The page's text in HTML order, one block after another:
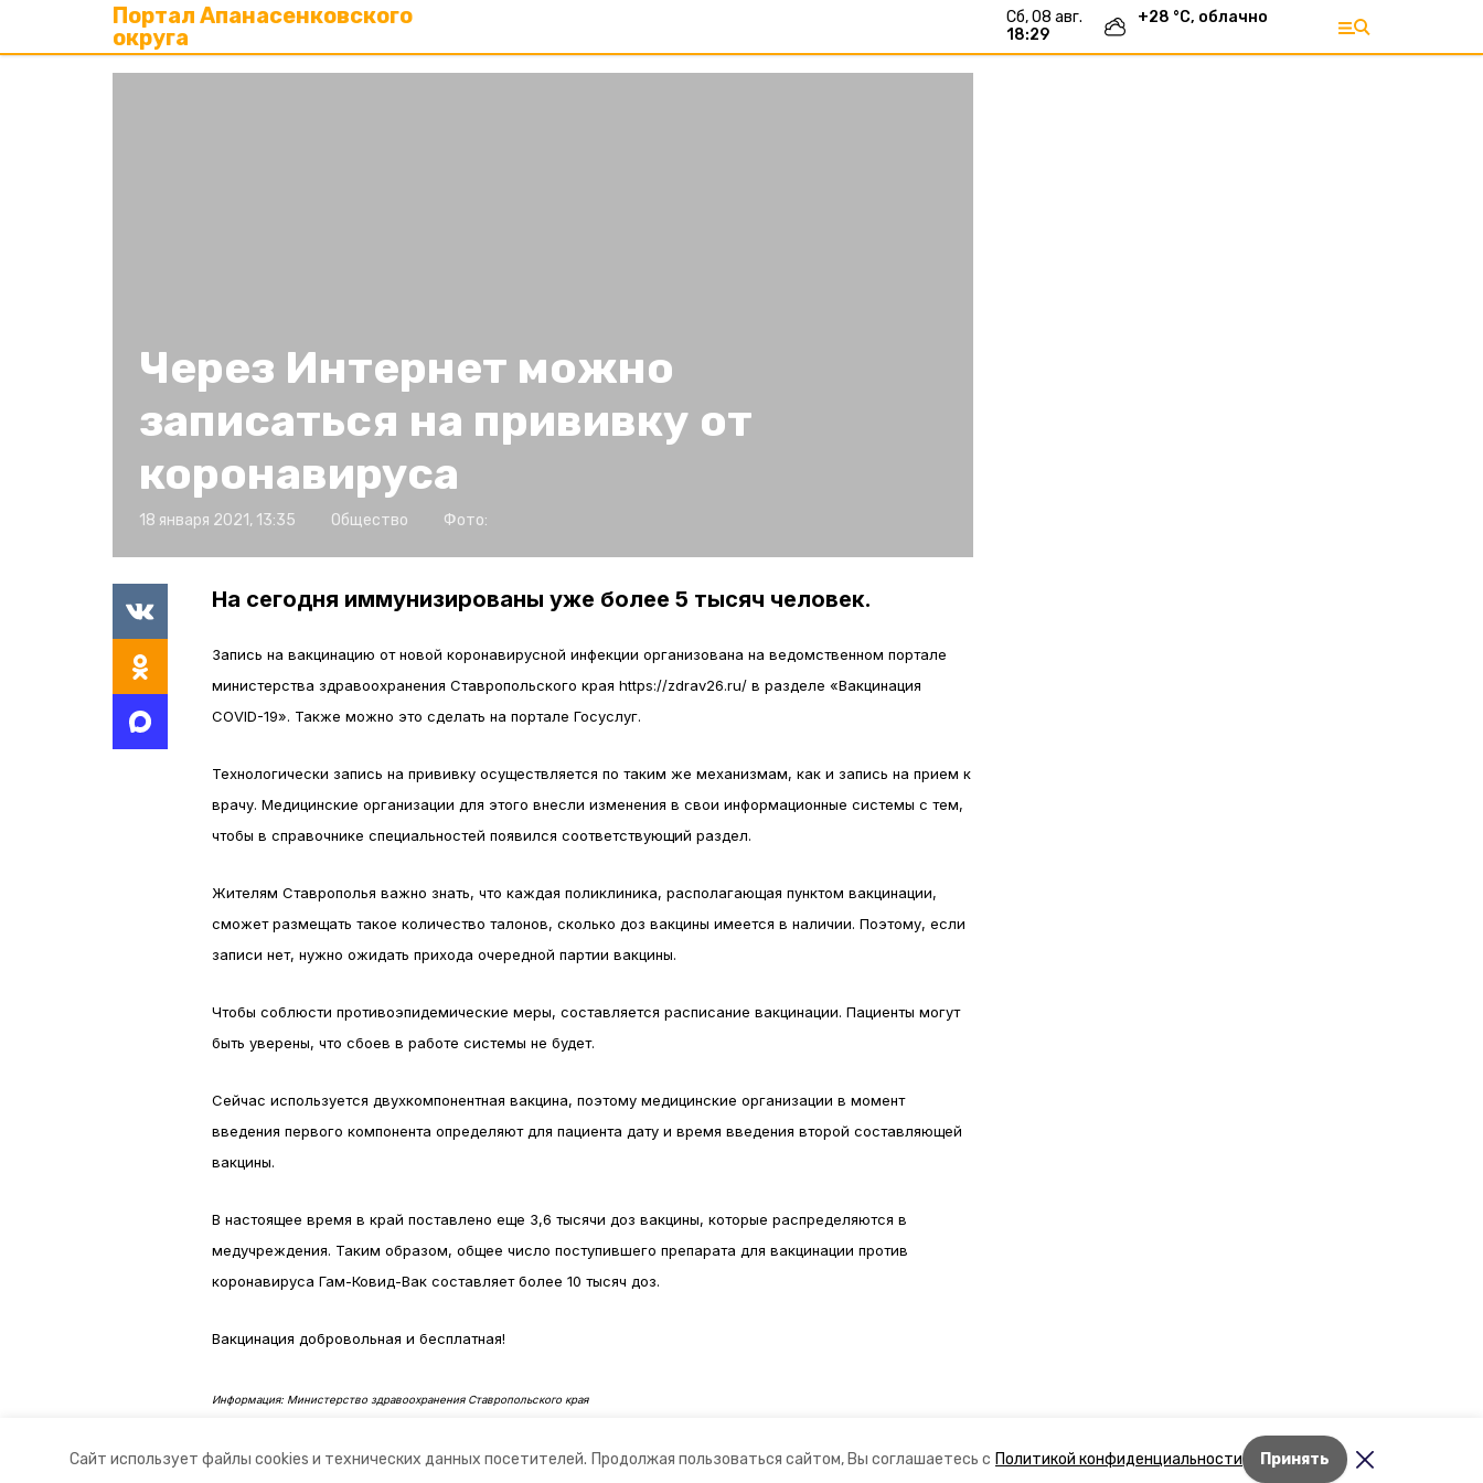
Сайт использует файлы cookies и технических данных посетителей. Продолжая пользоваться сайтом, Вы соглашаетесь с Политикой конфиденциальности Принять
Портал Апанасенковского
округа
сб, 08 авг.
18:29
+28 °С, облачно
Лента новостей
Через Интернет можно
записаться на прививку от
коронавируса
18 января 2021, 13:35 Общество Фото:
На сегодня иммунизированы уже более 5 тысяч человек.
Запись на вакцинацию от новой коронавирусной инфекции организована на ведомственном портале
министерства здравоохранения Ставропольского края https://zdrav26.ru/ в разделе «Вакцинация
COVID-19». Также можно это сделать на портале Госуслуг.
Технологически запись на прививку осуществляется по таким же механизмам, как и запись на прием к
врачу. Медицинские организации для этого внесли изменения в свои информационные системы с тем,
чтобы в справочнике специальностей появился соответствующий раздел.
Жителям Ставрополья важно знать, что каждая поликлиника, располагающая пунктом вакцинации,
сможет размещать такое количество талонов, сколько доз вакцины имеется в наличии. Поэтому, если
записи нет, нужно ожидать прихода очередной партии вакцины.
Чтобы соблюсти противоэпидемические меры, составляется расписание вакцинации. Пациенты могут
быть уверены, что сбоев в работе системы не будет.
Сейчас используется двухкомпонентная вакцина, поэтому медицинские организации в момент
введения первого компонента определяют для пациента дату и время введения второй составляющей
вакцины.
В настоящее время в край поставлено еще 3,6 тысячи доз вакцины, которые распределяются в
медучреждения. Таким образом, общее число поступившего препарата для вакцинации против
коронавируса Гам-Ковид-Вак составляет более 10 тысяч доз.
Вакцинация добровольная и бесплатная!
Информация: Министерство здравоохранения Ставропольского края